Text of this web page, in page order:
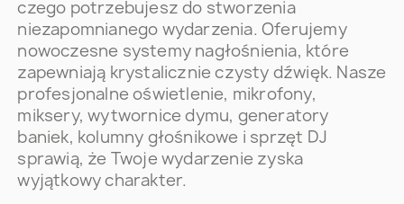
czego potrzebujesz do stworzenia
niezapomnianego wydarzenia. Oferujemy
nowoczesne systemy nagłośnienia, które
zapewniają krystalicznie czysty dźwięk. Nasze
profesjonalne oświetlenie, mikrofony,
miksery, wytwornice dymu, generatory
baniek, kolumny głośnikowe i sprzęt DJ
sprawią, że Twoje wydarzenie zyska
wyjątkowy charakter.